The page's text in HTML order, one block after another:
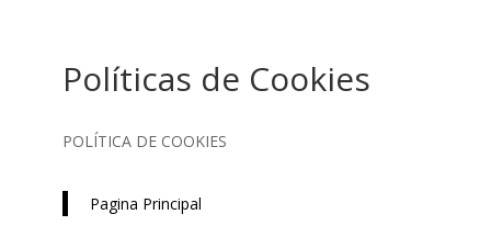
Políticas de Cookies
POLÍTICA DE COOKIES
Pagina Principal